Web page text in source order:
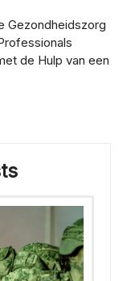
Gezondheidszorg
de Hulp van een